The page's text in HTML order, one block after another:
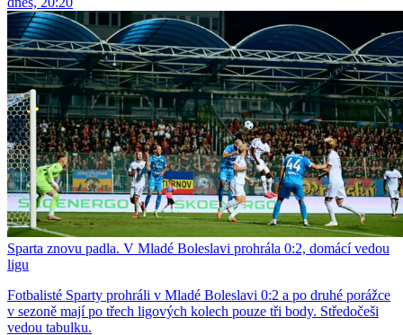
Sparta znovu padla. V Mladé Boleslavi prohrála 0:2, domácí vedou
ligu
Fotbalisté Sparty prohráli v Mladé Boleslavi 0:2 a po druhé porážce
v sezoně mají po třech ligových kolech pouze tři body. Středočeši
vedou tabulku.